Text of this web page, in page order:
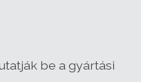
be a gyártási